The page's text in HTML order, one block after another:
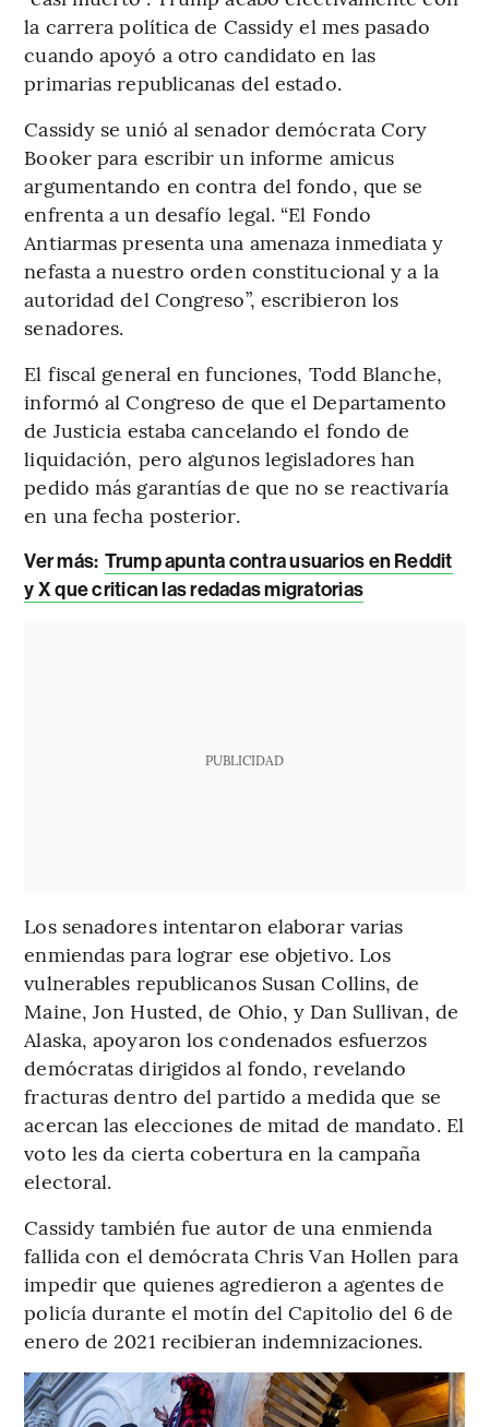
la carrera política de Cassidy el mes pasado
cuando apoyó a otro candidato en las
primarias republicanas del estado.
Cassidy se unió al senador demócrata Cory
Booker para escribir un informe amicus
argumentando en contra del fondo, que se
enfrenta a un desafío legal. “El Fondo
Antiarmas presenta una amenaza inmediata y
nefasta a nuestro orden constitucional y a la
autoridad del Congreso”, escribieron los
senadores.
El fiscal general en funciones, Todd Blanche,
informó al Congreso de que el Departamento
de Justicia estaba cancelando el fondo de
liquidación, pero algunos legisladores han
pedido más garantías de que no se reactivaría
en una fecha posterior.
Ver más: Trump apunta contra usuarios en Reddit
y X que critican las redadas migratorias
PUBLICIDAD
Los senadores intentaron elaborar varias
enmiendas para lograr ese objetivo. Los
vulnerables republicanos Susan Collins, de
Maine, Jon Husted, de Ohio, y Dan Sullivan, de
Alaska, apoyaron los condenados esfuerzos
demócratas dirigidos al fondo, revelando
fracturas dentro del partido a medida que se
acercan las elecciones de mitad de mandato. El
voto les da cierta cobertura en la campaña
electoral.
Cassidy también fue autor de una enmienda
fallida con el demócrata Chris Van Hollen para
impedir que quienes agredieron a agentes de
policía durante el motín del Capitolio del 6 de
enero de 2021 recibieran indemnizaciones.